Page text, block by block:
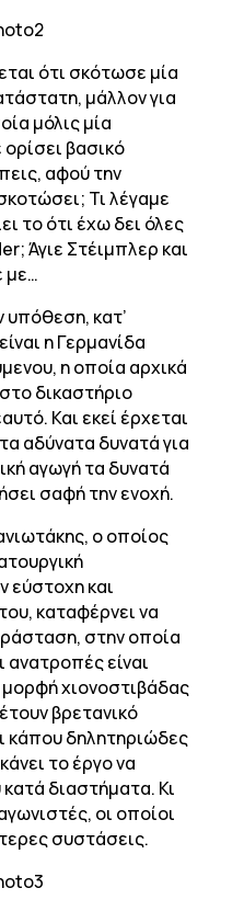
ότι σκότωσε μία
μάλλον για
μόλις μία
βασικό
αφού την
Τι λέγαμε
το ότι έχω δει όλες
Άγιε Στέιμπλερ και
με…
υπόθεση, κατ’
η Γερμανίδα
η οποία αρχικά
δικαστήριο
Και εκεί έρχεται
αδύνατα δυνατά για
αγωγή τα δυνατά
σαφή την ενοχή.
ο οποίος
εύστοχη και
καταφέρνει να
στην οποία
ανατροπές είναι
μορφή χιονοστιβάδας
βρετανικό
κάπου δηλητηριώδες
το έργο να
διαστήματα. Κι
οι οποίοι
συστάσεις.